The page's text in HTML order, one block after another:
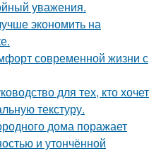
уважения.
экономить на
современной жизни с
для тех, кто хочет
текстуру.
дома поражает
и утончённой